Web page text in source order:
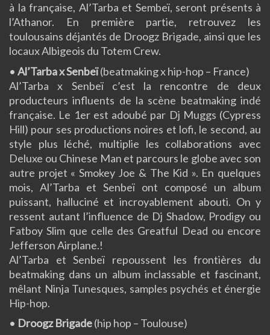
à la française, Al’Tarba et Sembeï, seront présents à
l’Athanor. En première partie, retrouvez les
toulousains déjantés de Droogz Brigade, ainsi que les
locaux Albigeois du Totem Crew.
• Al’Tarba x Senbeï(beatmaking x hip-hop – France)
Al’Tarba x Senbeï c’est la rencontre de deux
producteurs influents de la scène beatmaking indé
française. Le 1er est adoubé par Dj Muggs (Cypress
Hill) pour ses productions noires et lofi, le second, au
style plus léché, multiplie les collaborations avec
Deluxe ou Chinese Man et parcours le globe avec son
autre projet « Smokey Joe & The Kid ». En quelques
mois, Al’Tarba et Senbeï ont composé un album
puissant, halluciné et incroyablement abouti. On y
ressent autant l’influence de Dj Shadow, Prodigy ou
Fatboy Slim que celle des Greatful Dead ou encore
Jefferson Airplane.!
Al’Tarba et Senbeï repoussent les frontières du
beatmaking dans un album inclassable et fascinant,
mêlant Ninja Tunesques, samples psychés et énergie
Hip-hop.
• Droogz Brigade(hip hop – Toulouse)